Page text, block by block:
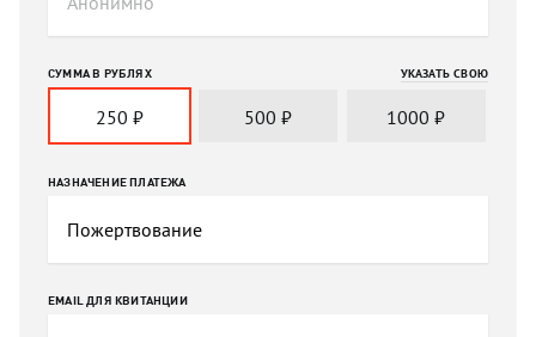
СУММА В РУБЛЯХ
250 ₽ 500 ₽ 1000₽
УКАЗАТЬ СВОЮ
НАЗНАЧЕНИЕ ПЛАТЕЖА
EMAIL ДЛЯ КВИТАНЦИИ